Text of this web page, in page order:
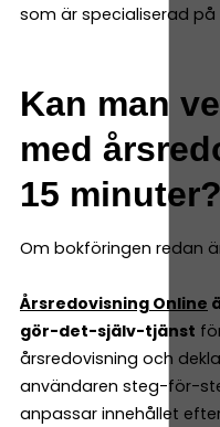
som är specialiserad
Kan man
med
15 minuter?
Om bokföringen redan
Årsredovisning Online
gör-det-själv-tjänst
årsredovisning och
användaren steg-för-
anpassar innehållet